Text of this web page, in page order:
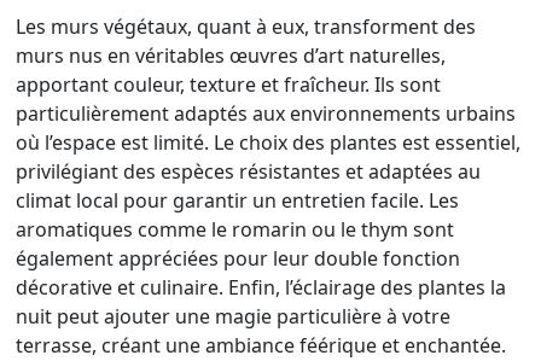
Les murs végétaux, quant à eux, transforment des
murs nus en véritables œuvres d’art naturelles,
apportant couleur, texture et fraîcheur. Ils sont
particulièrement adaptés aux environnements urbains
où l’espace est limité. Le choix des plantes est essentiel,
privilégiant des espèces résistantes et adaptées au
climat local pour garantir un entretien facile. Les
aromatiques comme le romarin ou le thym sont
également appréciées pour leur double fonction
décorative et culinaire. Enfin, l’éclairage des plantes la
nuit peut ajouter une magie particulière à votre
terrasse, créant une ambiance féérique et enchantée.